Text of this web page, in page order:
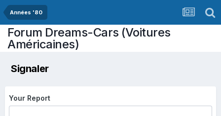
Années '80
Forum Dreams-Cars (Voitures
Américaines)
Signaler
Your Report